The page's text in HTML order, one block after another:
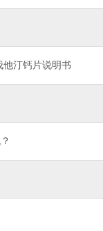
汀钙片说明书